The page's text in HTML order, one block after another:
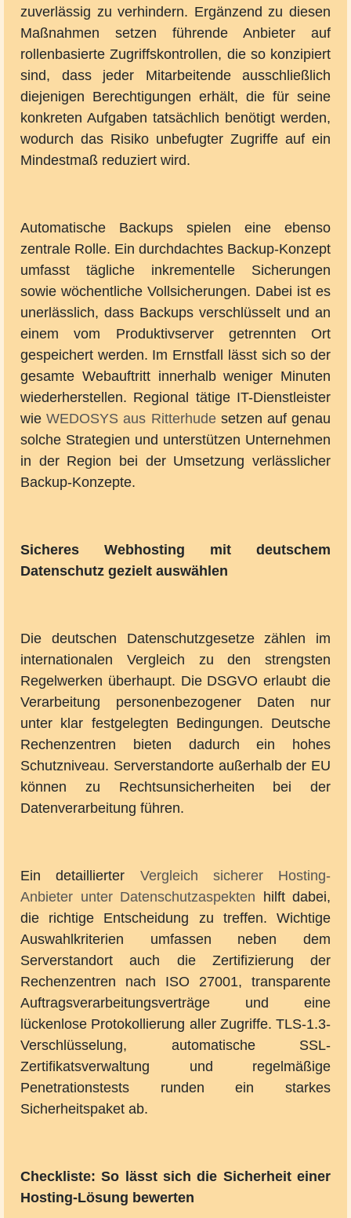
zuverlässig zu verhindern. Ergänzend zu diesen
Maßnahmen setzen führende Anbieter auf
rollenbasierte Zugriffskontrollen, die so konzipiert
sind, dass jeder Mitarbeitende ausschließlich
diejenigen Berechtigungen erhält, die für seine
konkreten Aufgaben tatsächlich benötigt werden,
wodurch das Risiko unbefugter Zugriffe auf ein
Mindestmaß reduziert wird.
Automatische Backups spielen eine ebenso
zentrale Rolle. Ein durchdachtes Backup-Konzept
umfasst tägliche inkrementelle Sicherungen
sowie wöchentliche Vollsicherungen. Dabei ist es
unerlässlich, dass Backups verschlüsselt und an
einem vom Produktivserver getrennten Ort
gespeichert werden. Im Ernstfall lässt sich so der
gesamte Webauftritt innerhalb weniger Minuten
wiederherstellen. Regional tätige IT-Dienstleister
wieWEDOSYS aus Ritterhudesetzen auf genau
solche Strategien und unterstützen Unternehmen
in der Region bei der Umsetzung verlässlicher
Backup-Konzepte.
Sicheres Webhosting mit deutschem
Datenschutz gezielt auswählen
Die deutschen Datenschutzgesetze zählen im
internationalen Vergleich zu den strengsten
Regelwerken überhaupt. Die DSGVO erlaubt die
Verarbeitung personenbezogener Daten nur
unter klar festgelegten Bedingungen. Deutsche
Rechenzentren bieten dadurch ein hohes
Schutzniveau. Serverstandorte außerhalb der EU
können zu Rechtsunsicherheiten bei der
Datenverarbeitung führen.
Ein detaillierter Vergleich sicherer Hosting-
Anbieter unter Datenschutzaspekten hilft dabei,
die richtige Entscheidung zu treffen. Wichtige
Auswahlkriterien umfassen neben dem
Serverstandort auch die Zertifizierung der
Rechenzentren nach ISO 27001, transparente
Auftragsverarbeitungsverträge und eine
lückenlose Protokollierung aller Zugriffe. TLS-1.3-
Verschlüsselung, automatische SSL-
Zertifikatsverwaltung und regelmäßige
Penetrationstests runden ein starkes
Sicherheitspaket ab.
Checkliste: So lässt sich die Sicherheit einer
Hosting-Lösung bewerten